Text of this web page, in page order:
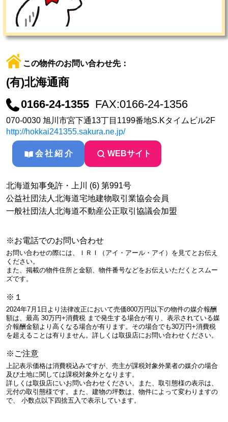
この物件のお問い合わせ先：
(有)北海通商
0166-24-1355 FAX:0166-24-1356
070-0030 旭川市宮下通13丁目1199番地S.Kタイムビル2F
http://hokkai241355.sakura.ne.jp/
会社紹介 WEBサイト
北海道知事免許・上川 (6) 第991号
公益社団法人北海道宅地建物取引業協会会員
一般社団法人北海道不動産公正取引協議会加盟
※お電話でのお問い合わせ
お問い合わせの際には、ＩＲＩ（アイ・アール・アイ）を見てとお伝え
ください。
また、掲載の物件住所と金額、物件番号などをお伝えいただくとスムー
ズです。
※１
2024年7月1日より法律改正において売価800万円以下の物件の媒介報酬
額は、最高 30万円+消費税 まで発生する場合が有り、表示されている媒
介報酬金額より高くなる場合が有ります。その場合でも30万円+消費税
を超えることは有りません。詳しくは取扱店にお問い合わせください。
※ご注意
上記表示価格は消費税込みですが、売主が課税対象外業者の媒介の場合
及び土地に関しては課税対象外となります。
詳しくは取扱店にいお問い合わせください。また、取引態様の表示は、
元付の取引態様です。また、建物の坪数は、物件によって変わりますの
で、 小数点以下四捨五入で表示しています。